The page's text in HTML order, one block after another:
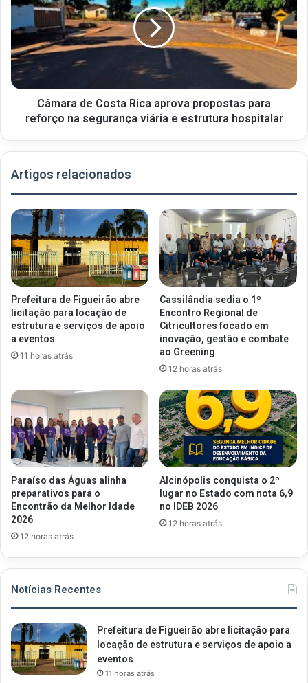
Câmara de Costa Rica aprova propostas para
reforço na segurança viária e estrutura hospitalar
Artigos relacionados
Prefeitura de Figueirão abre
licitação para locação de
estrutura e serviços de apoio
a eventos
11 horas atrás
Cassilândia sedia o 1º
Encontro Regional de
Citricultores focado em
inovação, gestão e combate
ao Greening
12 horas atrás
Paraíso das Águas alinha
preparativos para o
Encontrão da Melhor Idade
2026
12 horas atrás
Alcinópolis conquista o 2º
lugar no Estado com nota 6,9
no IDEB 2026
12 horas atrás
Notícias Recentes
Prefeitura de Figueirão abre licitação para
locação de estrutura e serviços de apoio a
eventos
11 horas atrás